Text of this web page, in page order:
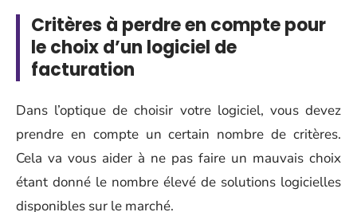
Critères à perdre en compte pour
le choix d’un logiciel de
facturation
Dans l’optique de choisir votre logiciel, vous devez
prendre en compte un certain nombre de critères.
Cela va vous aider à ne pas faire un mauvais choix
étant donné le nombre élevé de solutions logicielles
disponibles sur le marché.